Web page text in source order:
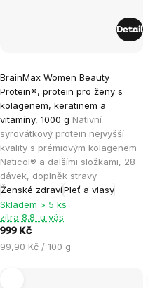
BrainMax Women Beauty
Protein®, protein pro ženy s
kolagenem, keratinem a
vitamíny, 1000 g Nativní
syrovátkový protein nejvyšší
kvality s prémiovým kolagenem
Naticol® a dalšími složkami, 28
dávek, doplněk stravy
Ženské zdravíPleť a vlasy
hodnocení
produktu
je
4,9
z
5
hvězdiček.
Skladem > 5 ks
zítra 8.8. u vás
999 Kč
Měrná
99,90 Kč / 100 g
Detail